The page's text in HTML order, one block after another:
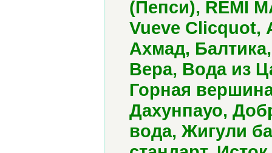
(Пепси), REMI
Vueve
Ахмад,
Вера, Вода из
Горная
Дахунпауо,
вода, Жигули